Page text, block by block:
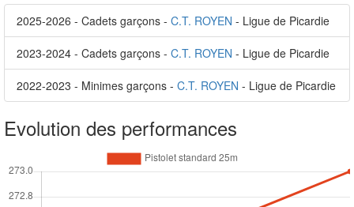
2025-2026 - Cadets garçons - C.T. ROYEN - Ligue de Picardie
2023-2024 - Cadets garçons - C.T. ROYEN - Ligue de Picardie
2022-2023 - Minimes garçons - C.T. ROYEN - Ligue de Picardie
Evolution des performances